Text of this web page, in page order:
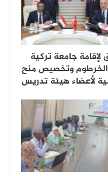
لإقامة جامعة تركية
وتخصيص منح
لأعضاء هيئة تدريس